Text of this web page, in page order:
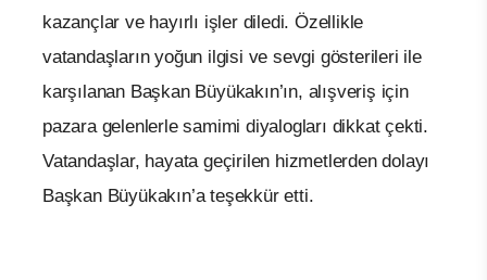
kazançlar ve hayırlı işler diledi. Özellikle
vatandaşların yoğun ilgisi ve sevgi gösterileri ile
karşılanan Başkan Büyükakın’ın, alışveriş için
pazara gelenlerle samimi diyalogları dikkat çekti.
Vatandaşlar, hayata geçirilen hizmetlerden dolayı
Başkan Büyükakın’a teşekkür etti.